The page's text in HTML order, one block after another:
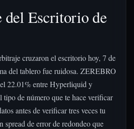
del Escritorio de
cruzaron el escritorio hoy, 7 de
del tablero fue ruidosa. ZEREBRO
22.01% entre Hyperliquid y
de número que te hace verificar
antes de verificar tres veces tu
spread de error de redondeo que